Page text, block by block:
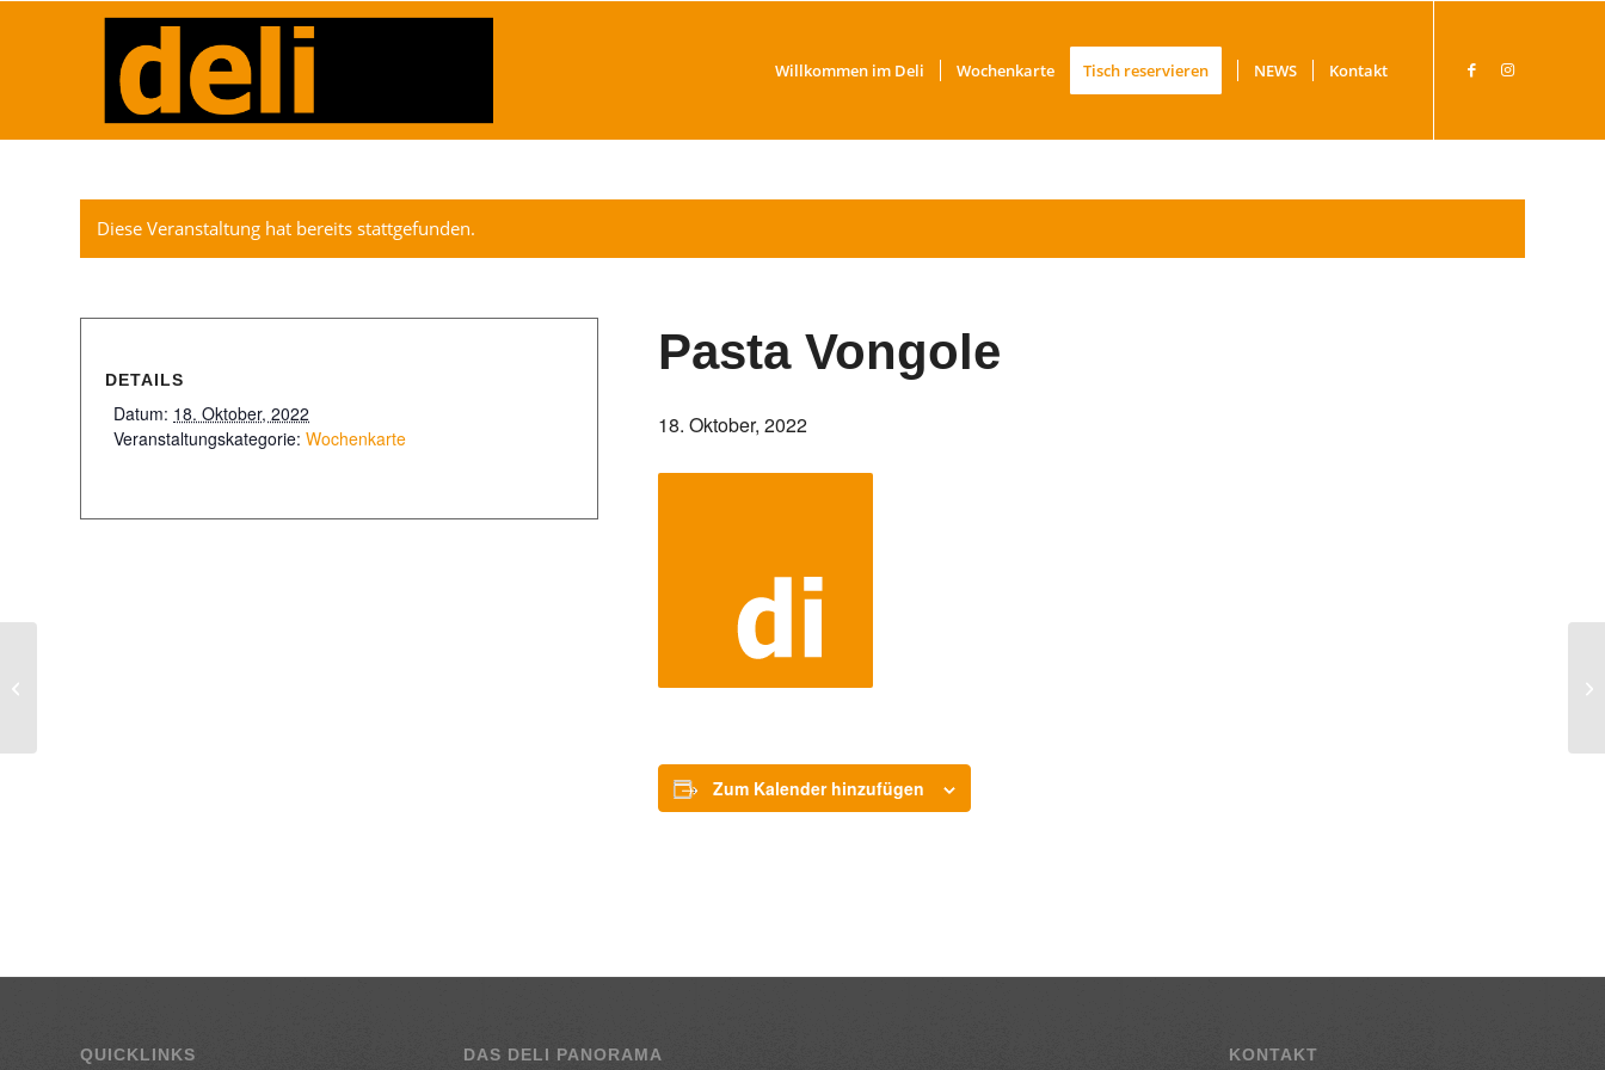
Willkommen im Deli Wochenkarte Tisch reservieren NEWS Kontakt
Diese Veranstaltung hat bereits stattgefunden.
Pasta Vongole
18. Oktober, 2022
Zum Kalender hinzufügen
DETAILS
Datum: 18. Oktober, 2022
Veranstaltungskategorie: Wochenkarte
QUICKLINKS DAS DELI PANORAMA KONTAKT